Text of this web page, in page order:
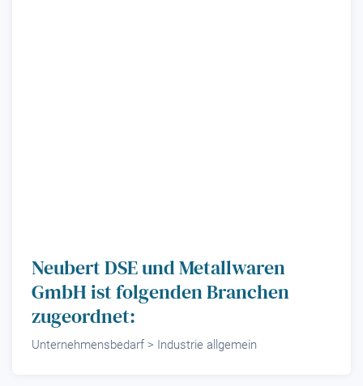
Neubert DSE und Metallwaren
GmbH ist folgenden Branchen
zugeordnet:
Unternehmensbedarf > Industrie allgemein